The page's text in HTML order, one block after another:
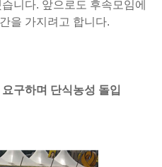
니다. 앞으로도 후속모임에
을 가지려고 합니다.
구하며 단식농성 돌입